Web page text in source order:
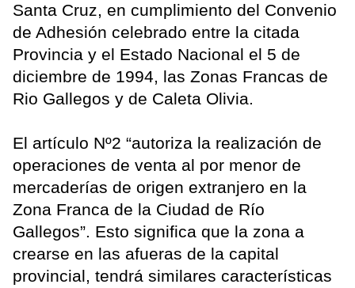
Santa Cruz, en cumplimiento del Convenio
de Adhesión celebrado entre la citada
Provincia y el Estado Nacional el 5 de
diciembre de 1994, las Zonas Francas de
Rio Gallegos y de Caleta Olivia.
El artículo Nº2 “autoriza la realización de
operaciones de venta al por menor de
mercaderías de origen extranjero en la
Zona Franca de la Ciudad de Río
Gallegos”. Esto significa que la zona a
crearse en las afueras de la capital
provincial, tendrá similares características